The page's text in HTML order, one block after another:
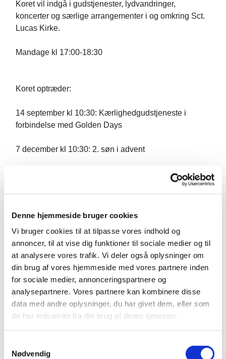
Denne hjemmeside bruger cookies
Vi bruger cookies til at tilpasse vores indhold og
annoncer, til at vise dig funktioner til sociale medier og til
at analysere vores trafik. Vi deler også oplysninger om
din brug af vores hjemmeside med vores partnere inden
for sociale medier, annonceringspartnere og
analysepartnere. Vores partnere kan kombinere disse
data med andre oplysninger, du har givet dem, eller som
de har indsamlet fra din brug af deres tjenester.
Nødvendig
Koret vil indgå i gudstjenester, lydvandringer,
koncerter og særlige arrangementer i og omkring Sct.
Lucas Kirke.
Mandage kl 17:00-18:30
Koret optræder:
14 september kl 10:30: Kærlighedgudstjeneste i
forbindelse med Golden Days
7 december kl 10:30: 2. søn i advent